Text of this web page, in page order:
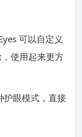
可以自定义
使用起来更方
护眼模式，直接